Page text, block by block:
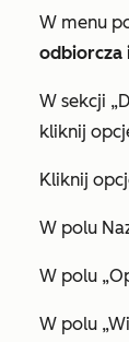
W menu
odbiorcza
W sekcji
kliknij
Kliknij
W polu
W polu
W polu